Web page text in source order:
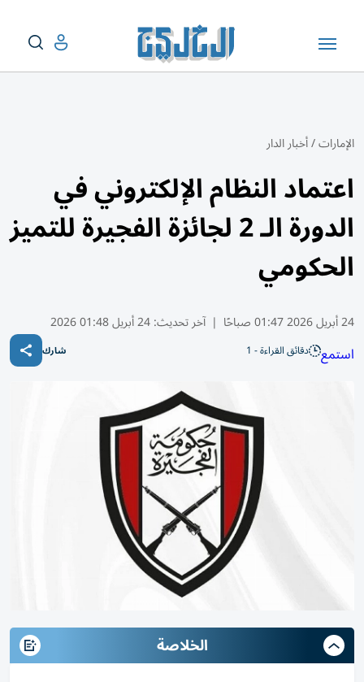
الإمارات/أخبار الدار
اعتماد النظام الإلكتروني في
الدورة الـ 2 لجائزة الفجيرة للتميز
الحكومي
24 أبريل 2026 01:47 صباحًا | آخر تحديث:24 أبريل 01:48 2026
استمع دقائق القراءة - 1 شارك
الخلاصة